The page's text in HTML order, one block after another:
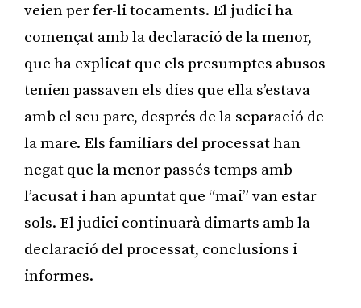
veien per fer-li tocaments. El judici ha
començat amb la declaració de la menor,
que ha explicat que els presumptes abusos
tenien passaven els dies que ella s’estava
amb el seu pare, després de la separació de
la mare. Els familiars del processat han
negat que la menor passés temps amb
l’acusat i han apuntat que “mai” van estar
sols. El judici continuarà dimarts amb la
declaració del processat, conclusions i
informes.